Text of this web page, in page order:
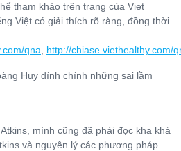
tham khảo trên trang của Viet
Việt có giải thích rõ ràng, đồng thời
qna http://chiase.viethealthy.com/
Huy đính chính những sai lầm
mình cũng đã phải đọc kha khá
và nguyên lý các phương pháp